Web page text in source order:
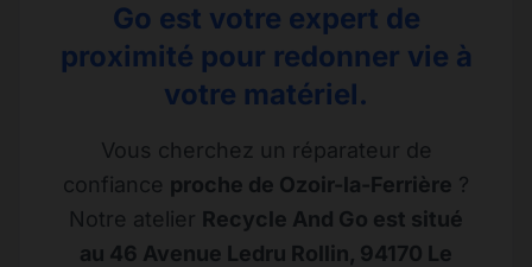
Go est votre expert de
proximité pour redonner vie à
votre matériel.
Vous cherchez un réparateur de
confiance proche de Ozoir-la-Ferrière ?
Notre atelier Recycle And Go est situé
au 46 Avenue Ledru Rollin, 94170 Le